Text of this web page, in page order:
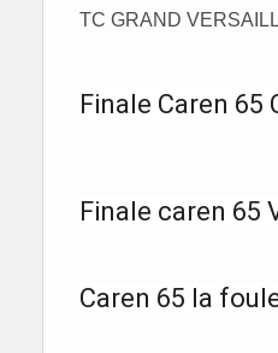
TC GRAND
Finale Caren 65
Finale caren 65
Caren 65 la